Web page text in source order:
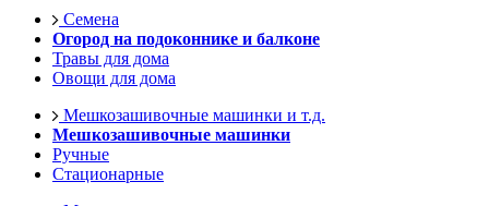
Семена
Огород на подоконнике и балконе
Травы для дома
Овощи для дома
Мешкозашивочные машинки и т.д.
Мешкозашивочные машинки
Ручные
Стационарные